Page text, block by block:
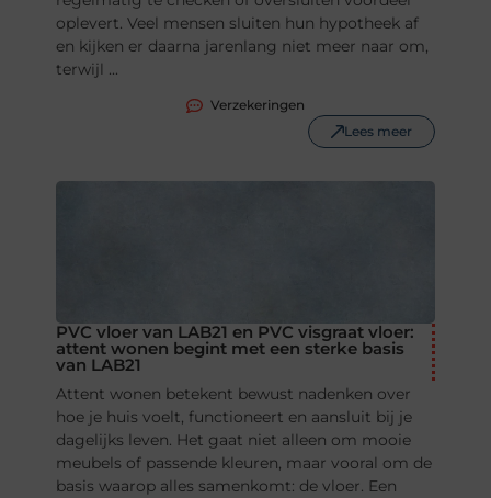
oplevert. Veel mensen sluiten hun hypotheek af
en kijken er daarna jarenlang niet meer naar om,
terwijl ...
Verzekeringen
Lees meer
PVC vloer van LAB21 en PVC visgraat vloer:
attent wonen begint met een sterke basis
van LAB21
Attent wonen betekent bewust nadenken over
hoe je huis voelt, functioneert en aansluit bij je
dagelijks leven. Het gaat niet alleen om mooie
meubels of passende kleuren, maar vooral om de
basis waarop alles samenkomt: de vloer. Een